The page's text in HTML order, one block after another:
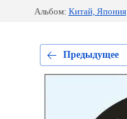
Альбом: Китай, Япония
Предыдущее